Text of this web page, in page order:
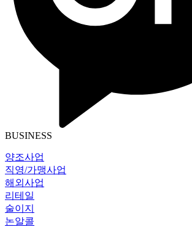
BUSINESS
양조사업
직영/가맹사업
해외사업
리테일
술이지
논알콜